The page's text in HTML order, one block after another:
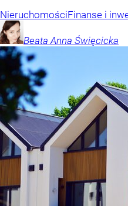
NieruchomościFinanse i
Beata Anna Święcicka